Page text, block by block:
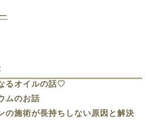
るオイルの話♡
ムのお話
の施術が長持ちしない原因と解決